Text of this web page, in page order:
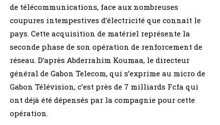
de télécommunications, face aux nombreuses
coupures intempestives d’électricité que connait le
pays. Cette acquisition de matériel représente la
seconde phase de son opération de renforcement de
réseau. D’après Abderrahim Koumaa, le directeur
général de Gabon Telecom, qui s’exprime au micro de
Gabon Télévision, c’est près de 7 milliards Fcfa qui
ont déjà été dépensés par la compagnie pour cette
opération.